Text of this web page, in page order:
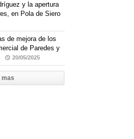
y la apertura
en Pola de Siero
de mejora de los
de Paredes y
20/05/2025
mas